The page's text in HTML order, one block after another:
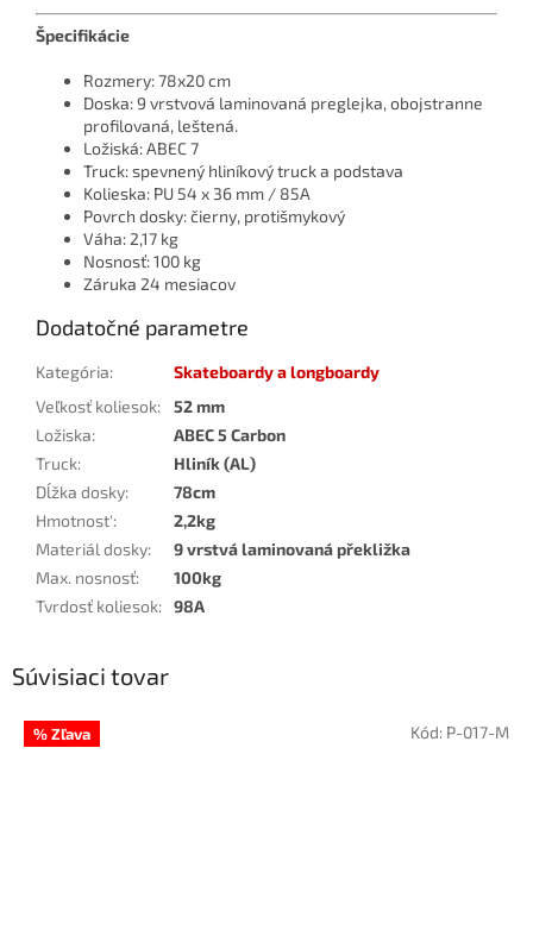
Špecifikácie
Rozmery: 78x20 cm
Doska: 9 vrstvová laminovaná preglejka, obojstranne
profilovaná, leštená.
Ložiská: ABEC 7
Truck: spevnený hliníkový truck a podstava
Kolieska: PU 54 x 36 mm / 85A
Povrch dosky: čierny, protišmykový
Váha: 2,17 kg
Nosnosť: 100 kg
Záruka 24 mesiacov
Dodatočné parametre
Kategória:
Skateboardy a longboardy
Veľkosť koliesok:
52 mm
Ložiska:
ABEC 5 Carbon
Truck:
Hliník (AL)
Dĺžka dosky:
78cm
Hmotnost':
2,2kg
Materiál dosky:
9 vrstvá laminovaná překližka
Max. nosnosť:
100kg
Tvrdosť koliesok: 98A
Súvisiaci tovar
% Zľava Kód: P-017-M